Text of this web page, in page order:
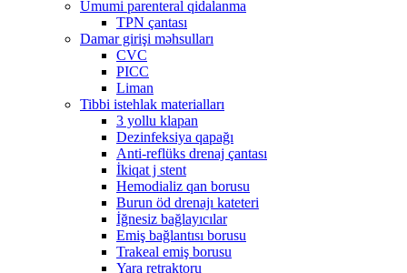
Ümumi parenteral qidalanma
TPN çantası
Damar girişi məhsulları
CVC
PICC
Liman
Tibbi istehlak materialları
3 yollu klapan
Dezinfeksiya qapağı
Anti-reflüks drenaj çantası
İkiqat j stent
Hemodializ qan borusu
Burun öd drenajı kateteri
İğnesiz bağlayıcılar
Emiş bağlantısı borusu
Trakeal emiş borusu
Yara retraktoru